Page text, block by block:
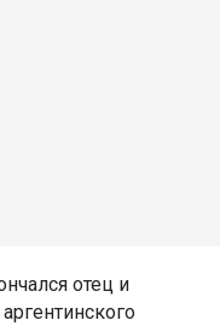
отец и